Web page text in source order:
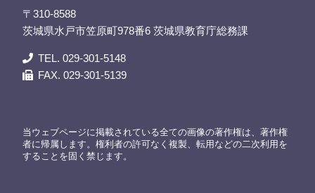
〒310-8588
茨城県水戸市笠原町978番6 茨城県教育庁総務課
TEL. 029-301-5148
FAX. 029-301-5139
当ウェブページに掲載されている全ての画像の著作権は、著作権
者に帰属します。権利者の許可なく複製、転用などの二次利用を
することを固く禁じます。